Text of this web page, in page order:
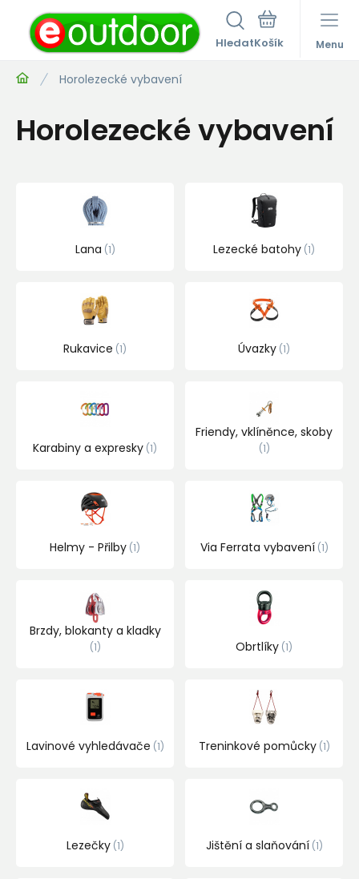
Hledat Menu
Horolezecké vybavení
Horolezecké vybavení
Lana 1 Lezecké batohy 1
Rukavice 1 Úvazky 1
Karabiny a expresky 1
Friendy, vklíněnce, skoby
1
Helmy - Přilby 1 Via Ferrata vybavení 1
Brzdy, blokanty a kladky
1 Obrtlíky 1
Lavinové vyhledávače 1 Treninkové pomůcky 1
Lezečky 1 Jištění a slaňování 1